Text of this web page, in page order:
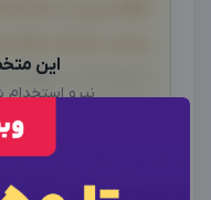
لطفاً پیش از انجام
صحت خدمات ارائه
بدیهی است دیدوگرام
اظهارات آگهی
عهده فرد آگهی
این
نیرو استخدام
ورود به حساب